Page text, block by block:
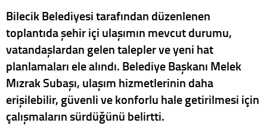
Bilecik Belediyesi tarafından düzenlenen
toplantıda şehir içi ulaşımın mevcut durumu,
vatandaşlardan gelen talepler ve yeni hat
planlamaları ele alındı. Belediye Başkanı Melek
Mızrak Subaşı, ulaşım hizmetlerinin daha
erişilebilir, güvenli ve konforlu hale getirilmesi için
çalışmaların sürdüğünü belirtti.